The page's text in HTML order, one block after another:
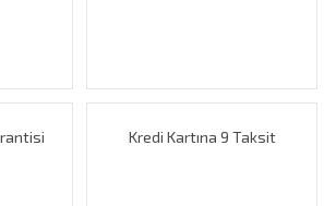
Kredi Kartına 9 Taksit